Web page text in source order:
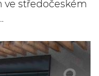
středočeském